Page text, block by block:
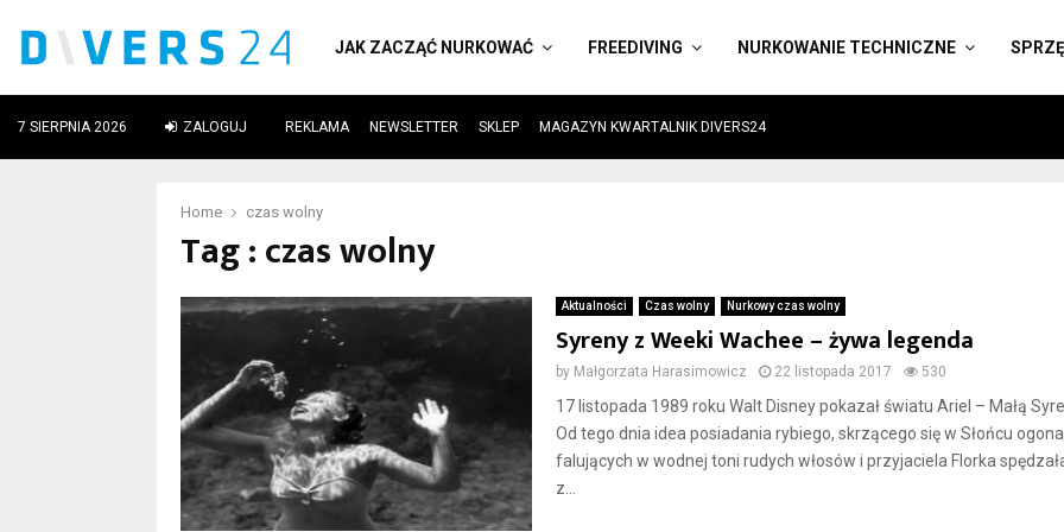
JAK ZACZĄĆ NURKOWAĆ FREEDIVING NURKOWANIE TECHNICZNE
7 SIERPNIA 2026 ZALOGUJ REKLAMA NEWSLETTER SKLEP MAGAZYN KWARTALNIK DIVERS24
Home czas wolny
Tag : czas wolny
Aktualności Czas wolny Nurkowy czas wolny
Syreny z Weeki Wachee – żywa legenda
by Małgorzata Harasimowicz 22 listopada 2017 530
17 listopada 1989 roku Walt Disney pokazał światu Ariel – Małą
Od tego dnia idea posiadania rybiego, skrzącego się w Słońcu
falujących w wodnej toni rudych włosów i przyjaciela Florka
z...